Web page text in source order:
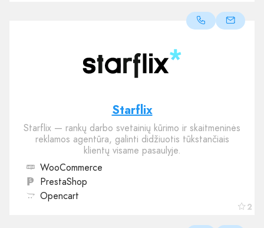
2
Starflix
Starflix — rankų darbo svetainių kūrimo ir skaitmeninės
reklamos agentūra, galinti didžiuotis tūkstančiais
klientų visame pasaulyje.
WooCommerce
PrestaShop
Opencart